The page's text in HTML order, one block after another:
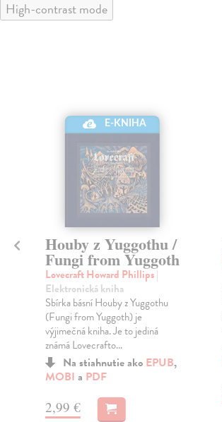
High-contrast mode
E-KNIHA
Houby z Yuggothu /
Fungi from Yuggoth
Lovecraft Howard Phillips|
Elektronická kniha
Sbírka básní Houby z Yuggothu
(Fungi from Yuggoth) je
výjimečná kniha. Je to jediná
známá Lovecrafto...
Na stiahnutie ako EPUB,
MOBI a PDF
2,99 €